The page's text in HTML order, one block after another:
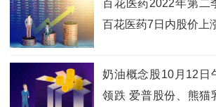
百花医药2022年第二
百花医药7日内股价上
奶油概念股10月12日
领跌 爱普股份、熊猫